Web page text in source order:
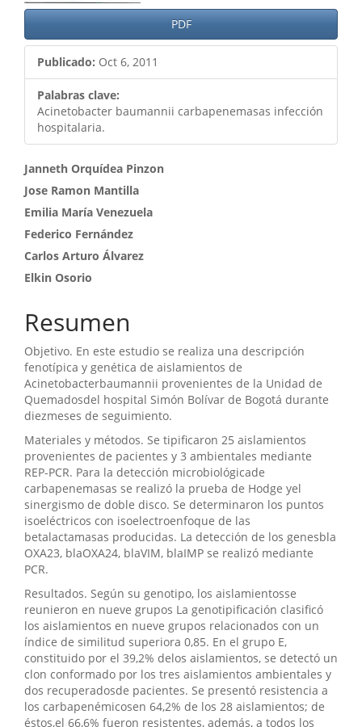
PDF
Publicado: Oct 6, 2011
Palabras clave:
Acinetobacter baumannii carbapenemasas infección
hospitalaria.
Contenido
principal
del
artículo
Janneth Orquídea Pinzon
Jose Ramon Mantilla
Emilia María Venezuela
Federico Fernández
Carlos Arturo Álvarez
Elkin Osorio
Resumen
Objetivo. En este estudio se realiza una descripción
fenotípica y genética de aislamientos de
Acinetobacterbaumannii provenientes de la Unidad de
Quemadosdel hospital Simón Bolívar de Bogotá durante
diezmeses de seguimiento.
Materiales y métodos. Se tipificaron 25 aislamientos
provenientes de pacientes y 3 ambientales mediante
REP-PCR. Para la detección microbiológicade
carbapenemasas se realizó la prueba de Hodge yel
sinergismo de doble disco. Se determinaron los puntos
isoeléctricos con isoelectroenfoque de las
betalactamasas producidas. La detección de los genesbla
OXA23, blaOXA24, blaVIM, blaIMP se realizó mediante
PCR.
Resultados. Según su genotipo, los aislamientosse
reunieron en nueve grupos La genotipificación clasificó
los aislamientos en nueve grupos relacionados con un
índice de similitud superiora 0,85. En el grupo E,
constituido por el 39,2% delos aislamientos, se detectó un
clon conformado por los tres aislamientos ambientales y
dos recuperadosde pacientes. Se presentó resistencia a
los carbapenémicosen 64,2% de los 28 aislamientos; de
éstos,el 66,6% fueron resistentes, además, a todos los